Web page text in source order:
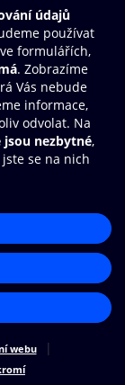
e-knihy a
pohodlněji.